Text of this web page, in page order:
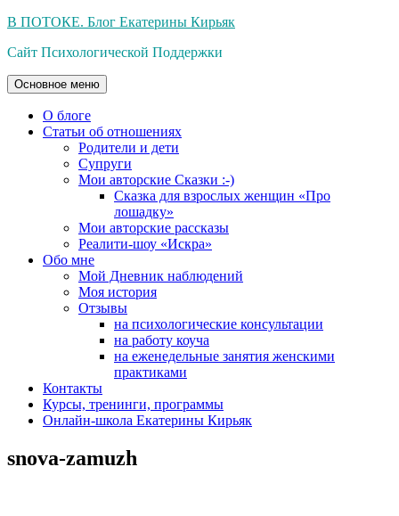
Перейти
содержимому
В ПОТОКЕ. Блог Екатерины Кирьяк
Сайт Психологической Поддержки
Основное меню
О блоге
Статьи об отношениях
Родители и дети
Супруги
Мои авторские Сказки :-)
Сказка для взрослых женщин «Про
лошадку»
Мои авторские рассказы
Реалити-шоу «Искра»
Обо мне
Мой Дневник наблюдений
Моя история
Отзывы
на психологические консультации
на работу коуча
на еженедельные занятия женскими
практиками
Контакты
Курсы, тренинги, программы
Онлайн-школа Екатерины Кирьяк
snova-zamuzh